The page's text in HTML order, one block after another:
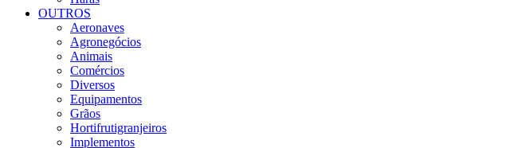
OUTROS
Aeronaves
Agronegócios
Animais
Comércios
Diversos
Equipamentos
Grãos
Hortifrutigranjeiros
Implementos